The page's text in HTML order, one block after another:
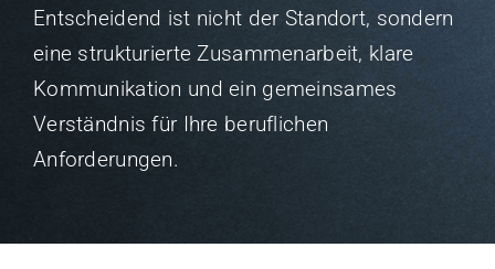
Entscheidend ist nicht der Standort, sondern
eine strukturierte Zusammenarbeit, klare
Kommunikation und ein gemeinsames
Verständnis für Ihre beruflichen
Anforderungen.